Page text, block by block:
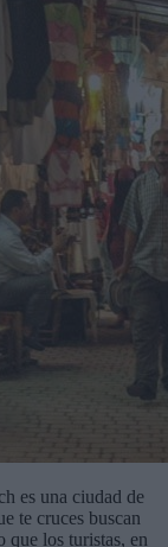
es una ciudad de
te cruces buscan
que los turistas, en